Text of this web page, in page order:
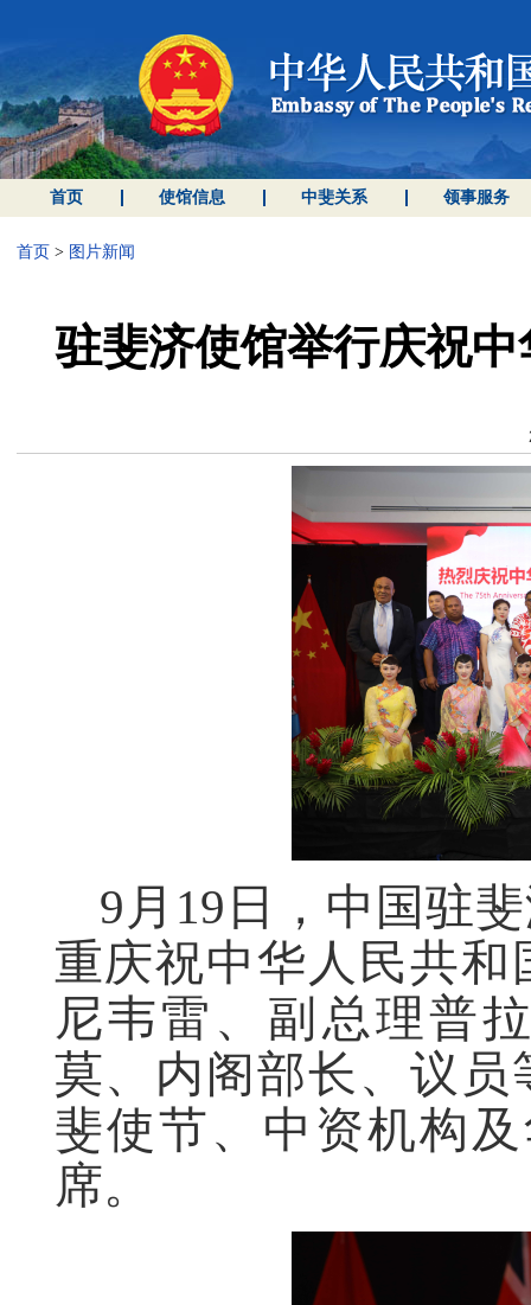
首页 使馆信息 中斐关系 领事服务
首页 > 图片新闻
驻斐济使馆举行庆祝
9月19日，中国驻
重庆祝中华人民共和
尼韦雷、副总理普
莫、内阁部长、议
斐使节、中资机构
席。